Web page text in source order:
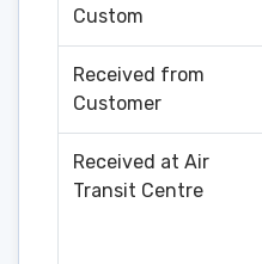
Custom
Received from
Customer
Received at Air
Transit Centre